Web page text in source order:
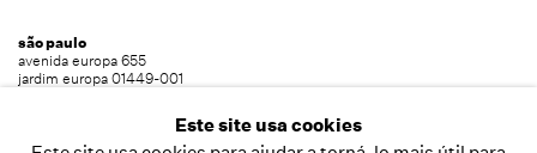
são paulo
avenida europa 655
jardim europa 01449-001
Este site usa cookies